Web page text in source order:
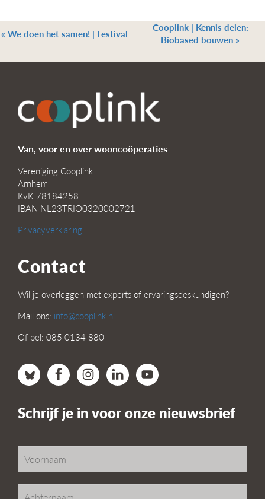
« We doen het samen! | Festival
Cooplink | Kennis delen:
Biobased bouwen »
Van, voor en over wooncoöperaties
Vereniging Cooplink
Arnhem
KvK 78184258
IBAN NL23TRIO0320002721
Privacyverklaring
Contact
Wil je overleggen met experts of ervaringsdeskundigen?
Mail ons: info@cooplink.nl
Of bel: 085 0134 880
Schrijf je in voor onze nieuwsbrief